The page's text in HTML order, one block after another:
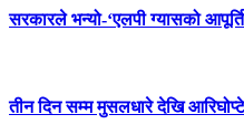
सरकारले भन्यो-‘एलपी ग्यासको
तीन दिन सम्म मुसलधारे देखि